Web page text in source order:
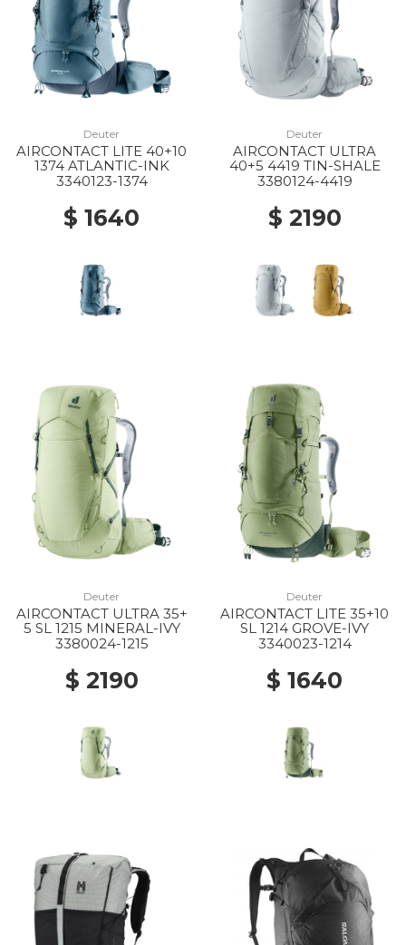
Deuter
AIRCONTACT LITE 40+10
1374 ATLANTIC-INK
3340123-1374
$ 1640
Deuter
AIRCONTACT ULTRA
40+5 4419 TIN-SHALE
3380124-4419
$ 2190
Deuter
AIRCONTACT ULTRA 35+
5 SL 1215 MINERAL-IVY
3380024-1215
$ 2190
Deuter
AIRCONTACT LITE 35+10
SL 1214 GROVE-IVY
3340023-1214
$ 1640